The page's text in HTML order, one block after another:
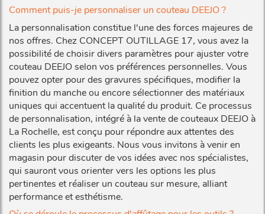
Comment puis-je personnaliser un couteau DEEJO ?
La personnalisation constitue l'une des forces majeures de
nos offres. Chez CONCEPT OUTILLAGE 17, vous avez la
possibilité de choisir divers paramètres pour ajuster votre
couteau DEEJO selon vos préférences personnelles. Vous
pouvez opter pour des gravures spécifiques, modifier la
finition du manche ou encore sélectionner des matériaux
uniques qui accentuent la qualité du produit. Ce processus
de personnalisation, intégré à la vente de couteaux DEEJO à
La Rochelle, est conçu pour répondre aux attentes des
clients les plus exigeants. Nous vous invitons à venir en
magasin pour discuter de vos idées avec nos spécialistes,
qui sauront vous orienter vers les options les plus
pertinentes et réaliser un couteau sur mesure, alliant
performance et esthétisme.